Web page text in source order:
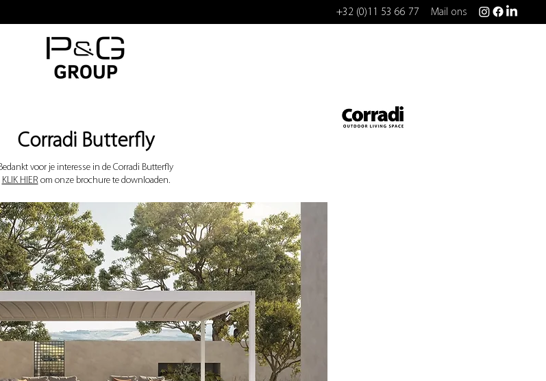
Mail ons
+32 (0)11 53 66 77
Corradi Butterfly
voor je interesse in de Corradi Butterfly
KLIK HIER om onze brochure te downloaden.